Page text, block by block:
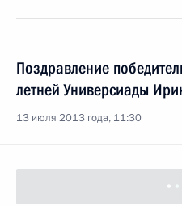
Поздравление
летней Универсиады
13 июля 2013 года, 11:30